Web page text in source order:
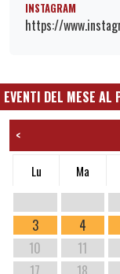
INSTAGRAM
https://
EVENTI DEL MESE AL
<
Lu Ma
3
4
10
11